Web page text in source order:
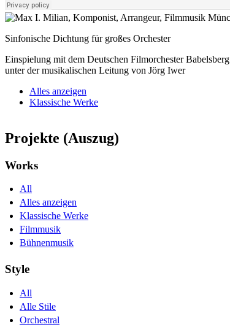
Sinfonische Dichtung für großes Orchester
Einspielung mit dem Deutschen Filmorchester Babelsberg
unter der musikalischen Leitung von Jörg Iwer
Alles anzeigen
Klassische Werke
Projekte (Auszug)
Works
All
Alles anzeigen
Klassische Werke
Filmmusik
Bühnenmusik
Style
All
Alle Stile
Orchestral